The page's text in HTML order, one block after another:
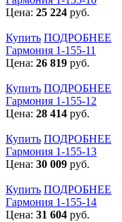
Цена: 25 224 руб.
Купить ПОДРОБНЕЕ
Гармония 1-155-11
Цена: 26 819 руб.
Купить ПОДРОБНЕЕ
Гармония 1-155-12
Цена: 28 414 руб.
Купить ПОДРОБНЕЕ
Гармония 1-155-13
Цена: 30 009 руб.
Купить ПОДРОБНЕЕ
Гармония 1-155-14
Цена: 31 604 руб.